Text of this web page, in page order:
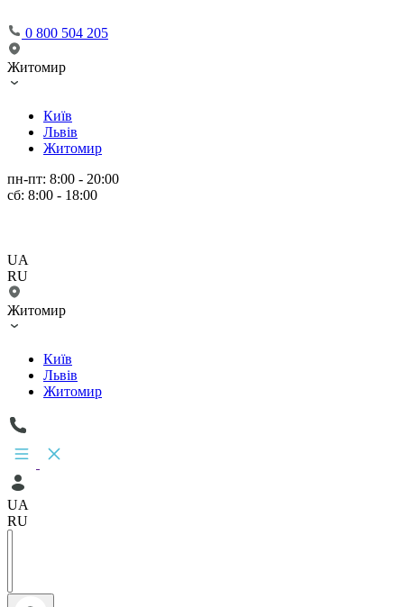
0 800 504 205
Житомир
Київ
Львів
Житомир
пн-пт: 8:00 - 20:00
сб: 8:00 - 18:00
UA
RU
Житомир
Київ
Львів
Житомир
UA
RU